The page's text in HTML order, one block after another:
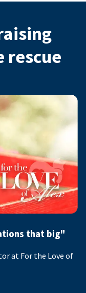
that big"
at For the Love of